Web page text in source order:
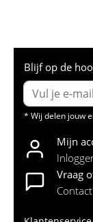
Blijf op de
* Wij delen jouw
Mijn
Vraag